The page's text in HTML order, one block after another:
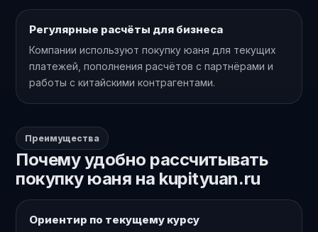
Регулярные расчёты для бизнеса
Компании используют покупку юаня для текущих
платежей, пополнения расчётов с партнёрами и
работы с китайскими контрагентами.
Преимущества
Почему удобно рассчитывать
покупку юаня на kupityuan.ru
Ориентир по текущему курсу